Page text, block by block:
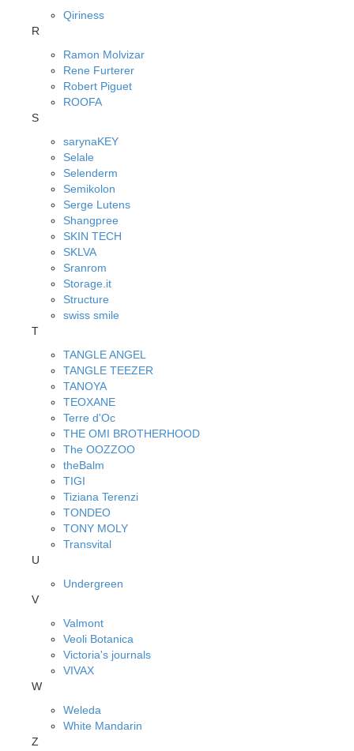
Qiriness
R
Ramon Molvizar
Rene Furterer
Robert Piguet
ROOFA
S
sarynaKEY
Selale
Selenderm
Semikolon
Serge Lutens
Shangpree
SKIN TECH
SKLVA
Sranrom
Storage.it
Structure
swiss smile
T
TANGLE ANGEL
TANGLE TEEZER
TANOYA
TEOXANE
Terre d'Oc
THE OMI BROTHERHOOD
The OOZZOO
theBalm
TIGI
Tiziana Terenzi
TONDEO
TONY MOLY
Transvital
U
Undergreen
V
Valmont
Veoli Botanica
Victoria's journals
VIVAX
W
Weleda
White Mandarin
Z